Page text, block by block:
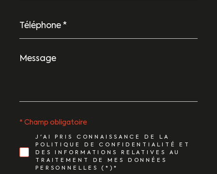
*
Message
J'AI PRIS CONNAISSANCE DE LA
POLITIQUE DE CONFIDENTIALITÉ ET
DES INFORMATIONS RELATIVES AU
TRAITEMENT DE MES DONNÉES
PERSONNELLES (*)*
* Champ obligatoire